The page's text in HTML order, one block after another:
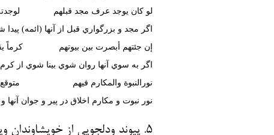
لو كان يوجد عرف مجد قبلهم لوجدته
اگر مجد و بزرگواري قبل از آنها (ائمه)
إن جئتهم أبصرت بين بيوتهم كرماً
اگر به سوي آنها روان شوي بينا شوي از کرم
نورالنبوة والمكارم فيهم متوقع
نور نبوت و مکارم اخلاق در پير و جوان
5. پیوند ودلجویی از خویشاوندان ویاران: